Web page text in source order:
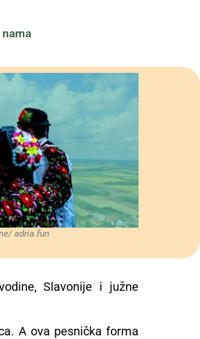
nama
adria.fun
Slavonije i južne
A ova pesnička forma